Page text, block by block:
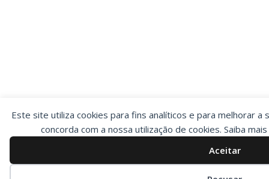
Este site utiliza cookies para fins analíticos e para melhorar a
concorda com a nossa utilização de cookies. Saiba
Aceitar